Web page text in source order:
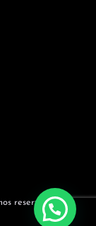
reservados –